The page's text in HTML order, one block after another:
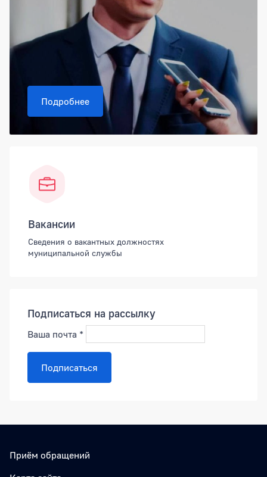
Подробнее
Вакансии
Сведения о вакантных должностях
муниципальной службы
Подписаться на рассылку
Ваша почта *
Подписаться
Приём обращений